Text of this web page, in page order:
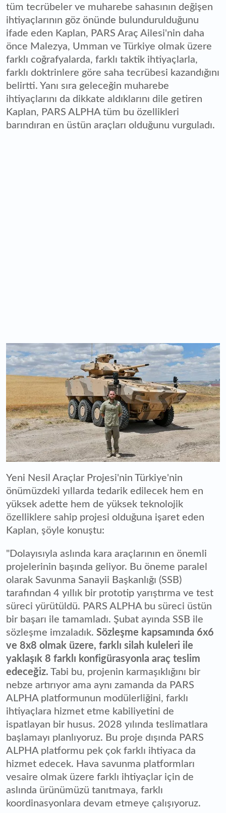
tüm tecrübeler ve muharebe sahasının değişen
ihtiyaçlarının göz önünde bulundurulduğunu
ifade eden Kaplan, PARS Araç Ailesi'nin daha
önce Malezya, Umman ve Türkiye olmak üzere
farklı coğrafyalarda, farklı taktik ihtiyaçlarla,
farklı doktrinlere göre saha tecrübesi kazandığını
belirtti. Yanı sıra geleceğin muharebe
ihtiyaçlarını da dikkate aldıklarını dile getiren
Kaplan, PARS ALPHA tüm bu özellikleri
barındıran en üstün araçları olduğunu vurguladı.
Yeni Nesil Araçlar Projesi'nin Türkiye'nin
önümüzdeki yıllarda tedarik edilecek hem en
yüksek adette hem de yüksek teknolojik
özelliklere sahip projesi olduğuna işaret eden
Kaplan, şöyle konuştu:
"Dolayısıyla aslında kara araçlarının en önemli
projelerinin başında geliyor. Bu öneme paralel
olarak Savunma Sanayii Başkanlığı (SSB)
tarafından 4 yıllık bir prototip yarıştırma ve test
süreci yürütüldü. PARS ALPHA bu süreci üstün
bir başarı ile tamamladı. Şubat ayında SSB ile
sözleşme imzaladık. Sözleşme kapsamında 6x6
ve 8x8 olmak üzere, farklı silah kuleleri ile
yaklaşık 8 farklı konfigürasyonla araç teslim
edeceğiz. Tabi bu, projenin karmaşıklığını bir
nebze artırıyor ama aynı zamanda da PARS
ALPHA platformunun modülerliğini, farklı
ihtiyaçlara hizmet etme kabiliyetini de
ispatlayan bir husus. 2028 yılında teslimatlara
başlamayı planlıyoruz. Bu proje dışında PARS
ALPHA platformu pek çok farklı ihtiyaca da
hizmet edecek. Hava savunma platformları
vesaire olmak üzere farklı ihtiyaçlar için de
aslında ürünümüzü tanıtmaya, farklı
koordinasyonlara devam etmeye çalışıyoruz.